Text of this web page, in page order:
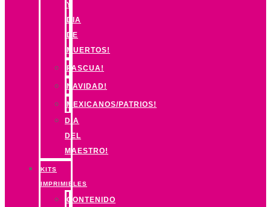
Y
DIA
DE
MUERTOS!
PASCUA!
NAVIDAD!
MEXICANOS/PATRIOS!
DIA
DEL
MAESTRO!
KITS
IMPRIMIBLES
CONTENIDO